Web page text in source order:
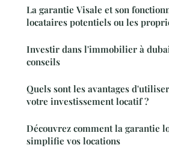
La garantie Visale et son
locataires potentiels ou les
Investir dans l'immobilier à
conseils
Quels sont les avantages
votre investissement locatif ?
Découvrez comment la garantie
simplifie vos locations